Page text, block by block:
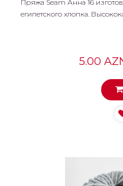
Пряжа Seam Анна 16
египетского хлопка.
5.00